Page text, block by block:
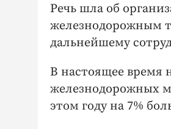
Речь шла об
железнодорожным
дальнейшему
В настоящее время
железнодорожных
этом году на 7%